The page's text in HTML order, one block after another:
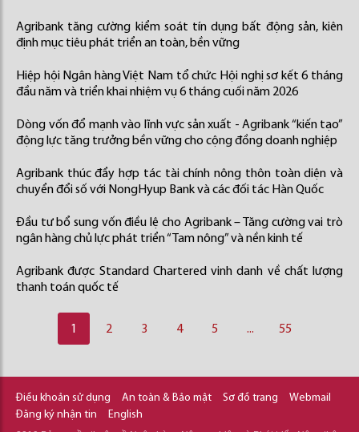
Agribank tăng cường kiểm soát tín dụng bất động sản, kiên
định mục tiêu phát triển an toàn, bền vững
Hiệp hội Ngân hàng Việt Nam tổ chức Hội nghị sơ kết 6 tháng
đầu năm và triển khai nhiệm vụ 6 tháng cuối năm 2026
Dòng vốn đổ mạnh vào lĩnh vực sản xuất - Agribank “kiến tạo”
động lực tăng trưởng bền vững cho cộng đồng doanh nghiệp
Agribank thúc đẩy hợp tác tài chính nông thôn toàn diện và
chuyển đổi số với NongHyup Bank và các đối tác Hàn Quốc
Đầu tư bổ sung vốn điều lệ cho Agribank – Tăng cường vai trò
ngân hàng chủ lực phát triển “Tam nông” và nền kinh tế
Agribank được Standard Chartered vinh danh về chất lượng
thanh toán quốc tế
1 2 3 4 5 ... 55
Điều khoản sử dụng An toàn & Bảo mật Sơ đồ trang
Webmail
Đăng ký nhận tin
English